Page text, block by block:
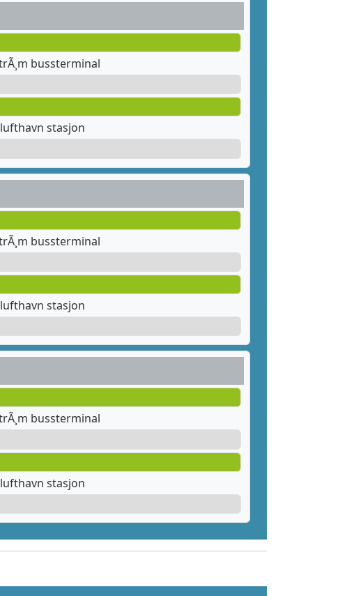
bussterminal
stasjon
bussterminal
stasjon
bussterminal
stasjon